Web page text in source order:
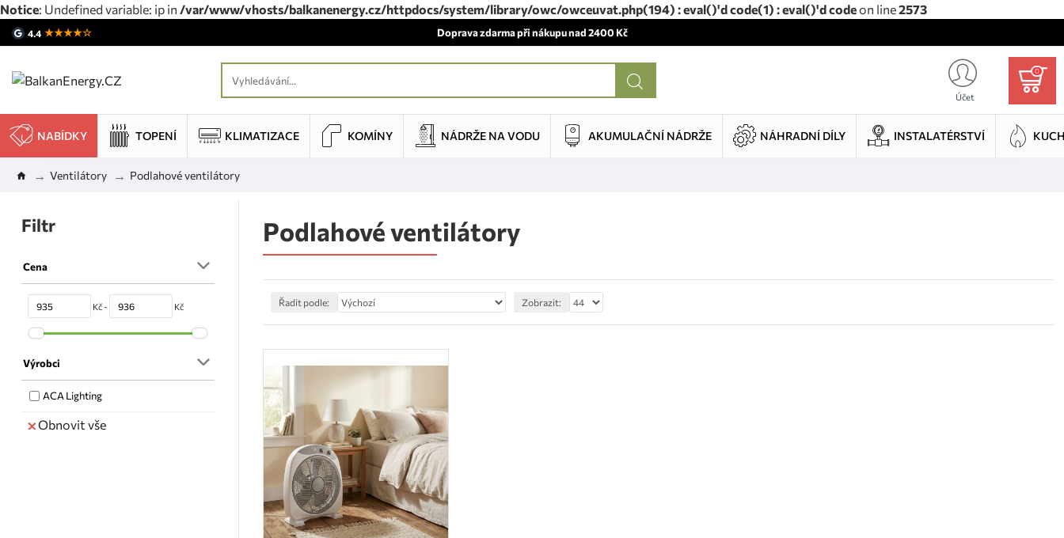
Notice: Undefined variable: ip in /var/www/vhosts/balkanenergy.cz/httpdocs/system/library/owc/owceuvat.php(194) : eval()'d code(1) : eval()'d codeon line2573
4.4 ★★★★☆ Doprava zdarma při nákupu nad 2400 Kč
Účet
0
NABÍDKY TOPENÍ KLIMATIZACE KOMÍNY NÁDRŽE NA VODU AKUMULAČNÍ NÁDRŽE NÁHRADNÍ DÍLY INSTALATÉRSTVÍ
Ventilátory Podlahové ventilátory
Filtr
Cena
Kč - Kč
Výrobci
ACA Lighting
Obnovit vše
Podlahové ventilátory
Řadit podle: Zobrazit: